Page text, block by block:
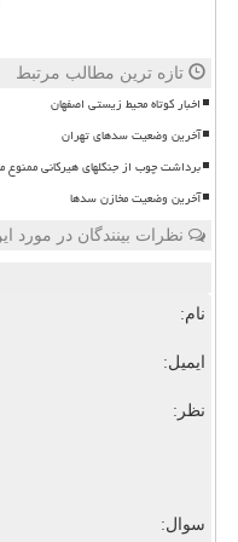
تازه ترین مطالب مرتبط
اخبار کوتاه محیط زیستی اصفهان
آخرین وضعیت سدهای تهران
برداشت چوب از جنگلهای هیرکانی ممنوع
آخرین وضعیت مخازن سدها
نظرات بینندگان در مورد
نام:
ایمیل:
نظر:
سوال: